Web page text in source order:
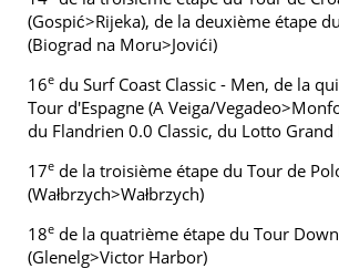
(Gospić>Rijeka), de la deuxième étape
(Biograd na Moru>Jovići)
16e du Surf Coast Classic - Men, de la
Tour d'Espagne (A Veiga/
du Flandrien 0.0 Classic, du Lotto
17e de la troisième étape du Tour de
(Wałbrzych>Wałbrzych)
18e de la quatrième étape du Tour
(Glenelg>Victor Harbor)